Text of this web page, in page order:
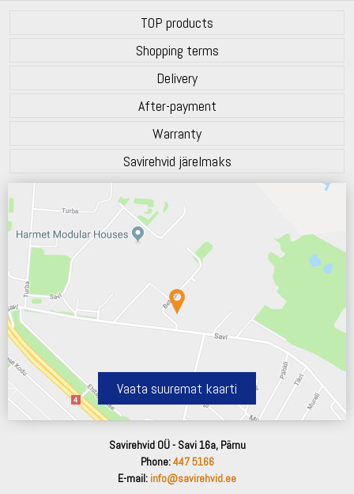
TOP products
Shopping terms
Delivery
After-payment
Warranty
Savirehvid järelmaks
Vaata suuremat kaarti
Savirehvid OÜ - Savi 16a, Pärnu
Phone:447 5166
E-mail: info@savirehvid.ee